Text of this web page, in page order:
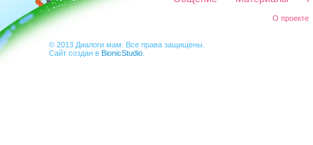
О проекте
© 2013 Диалоги мам. Все права защищены.
Сайт создан в BionicStudio